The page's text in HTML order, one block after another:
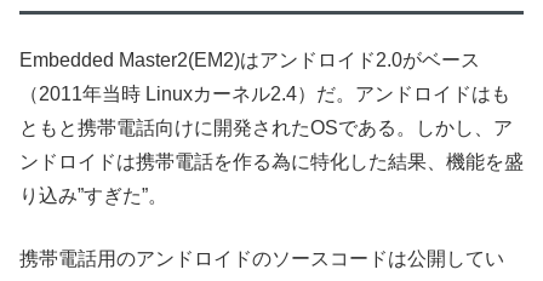
Embedded Master2(EM2)はアンドロイド2.0がベース
（2011年当時 Linuxカーネル2.4）だ。アンドロイドはも
ともと携帯電話向けに開発されたOSである。しかし、ア
ンドロイドは携帯電話を作る為に特化した結果、機能を盛
り込み”すぎた”。
携帯電話用のアンドロイドのソースコードは公開してい